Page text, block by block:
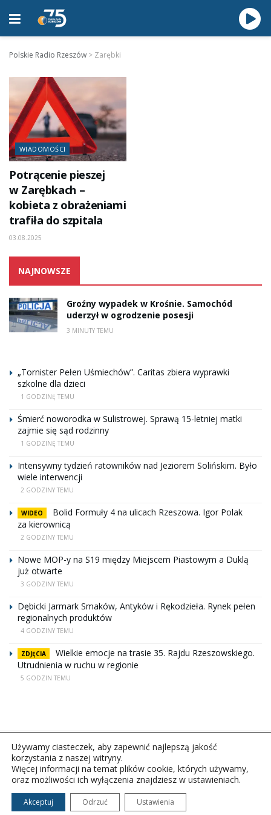
Polskie Radio Rzeszów > Zarębki
WIADOMOŚCI
Potrącenie pieszej
w Zarębkach –
kobieta z obrażeniami
trafiła do szpitala
03.08.2025
NAJNOWSZE
Groźny wypadek w Krośnie. Samochód
uderzył w ogrodzenie posesji
3 MINUTY TEMU
„Tornister Pełen Uśmiechów”. Caritas zbiera wyprawki
szkolne dla dzieci
1 GODZINĘ TEMU
Śmierć noworodka w Sulistrowej. Sprawą 15-letniej matki
zajmie się sąd rodzinny
1 GODZINĘ TEMU
Intensywny tydzień ratowników nad Jeziorem Solińskim. Było
wiele interwencji
2 GODZINY TEMU
WIDEO
Bolid Formuły 4 na ulicach Rzeszowa. Igor Polak
za kierownicą
2 GODZINY TEMU
Nowe MOP-y na S19 między Miejscem Piastowym a Duklą
już otwarte
3 GODZINY TEMU
Dębicki Jarmark Smaków, Antyków i Rękodzieła. Rynek pełen
regionalnych produktów
4 GODZINY TEMU
ZDJĘCIA
Wielkie emocje na trasie 35. Rajdu Rzeszowskiego.
Utrudnienia w ruchu w regionie
5 GODZIN TEMU
Copyright © 2026Polskie Radio Rzeszów S.A. w likwidacj.
Wszelkie prawa zastrzeżone.
Używamy ciasteczek, aby zapewnić najlepszą jakość
korzystania z naszej witryny.
Więcej informacji na temat plików cookie, których używamy,
oraz możliwości ich wyłączenia znajdziesz w ustawieniach.
Akceptuj Odrzuć Ustawienia